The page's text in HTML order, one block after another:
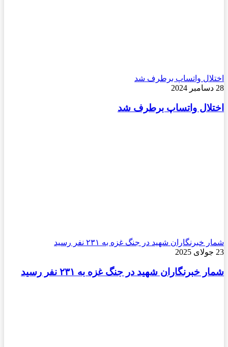
اختلال واتساپ برطرف شد
28 دسامبر 2024
اختلال واتساپ برطرف شد
شمار خبرنگاران شهید در جنگ غزه به ۲۳۱ نفر رسید
23 جولای 2025
شمار خبرنگاران شهید در جنگ غزه به ۲۳۱ نفر رسید